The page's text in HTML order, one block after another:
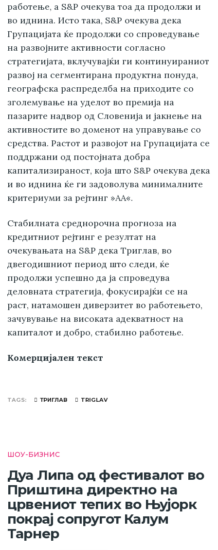
работење, а S&P очекува тоа да продолжи и
во иднина. Исто така, S&P очекува дека
Групацијата ќе продолжи со спроведување
на развојните активности согласно
стратегијата, вклучувајќи ги континуираниот
развој на сегментирана продуктна понуда,
географска распределба на приходите со
зголемување на уделот во премија на
пазарите надвор од Словенија и јакнење на
активностите во доменот на управување со
средства. Растот и развојот на Групацијата се
поддржани од постојната добра
капитализираност, која што S&P очекува дека
и во иднина ќе ги задоволува минималните
критериуми за рејтинг »AА«.
Стабилната среднорочна прогноза на
кредитниот рејтинг е резултат на
очекувањата на S&P дека Триглав, во
двегодишниот период што следи, ќе
продолжи успешно да ја спроведува
деловната стратегија, фокусирајќи се на
раст, натамошен диверзитет во работењето,
зачувување на високата адекватност на
капиталот и добро, стабилно работење.
Комерцијален текст
TAGS ТРИГЛАВ TRIGLAV
ШОУ-БИЗНИС
Дуа Липа од фестивалот во
Приштина директно на
црвениот тепих во Њујорк
покрај сопругот Калум
Тарнер